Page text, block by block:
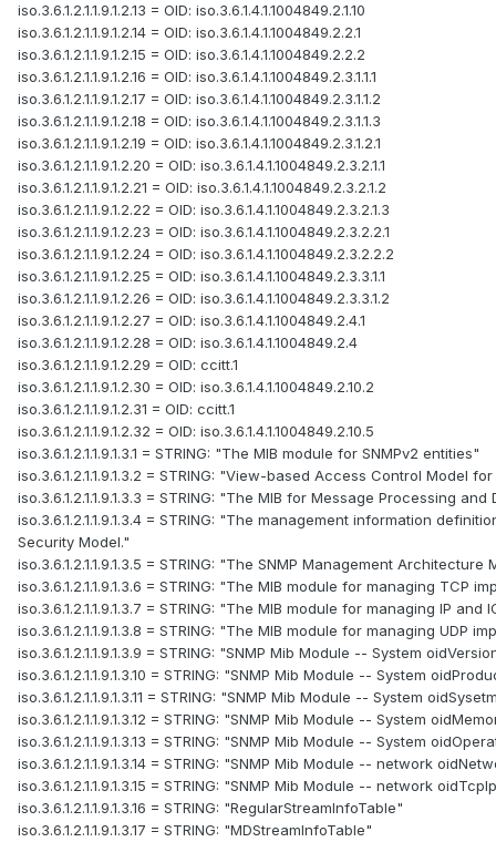
iso.3.6.1.2.1.1.9.1.2.13 = OID: iso.3.6.1.4.1.1004849.2.1.10
iso.3.6.1.2.1.1.9.1.2.14 = OID: iso.3.6.1.4.1.1004849.2.2.1
iso.3.6.1.2.1.1.9.1.2.15 = OID: iso.3.6.1.4.1.1004849.2.2.2
iso.3.6.1.2.1.1.9.1.2.16 = OID: iso.3.6.1.4.1.1004849.2.3.1.1.1
iso.3.6.1.2.1.1.9.1.2.17 = OID: iso.3.6.1.4.1.1004849.2.3.1.1.2
iso.3.6.1.2.1.1.9.1.2.18 = OID: iso.3.6.1.4.1.1004849.2.3.1.1.3
iso.3.6.1.2.1.1.9.1.2.19 = OID: iso.3.6.1.4.1.1004849.2.3.1.2.1
iso.3.6.1.2.1.1.9.1.2.20 = OID: iso.3.6.1.4.1.1004849.2.3.2.1.1
iso.3.6.1.2.1.1.9.1.2.21 = OID: iso.3.6.1.4.1.1004849.2.3.2.1.2
iso.3.6.1.2.1.1.9.1.2.22 = OID: iso.3.6.1.4.1.1004849.2.3.2.1.3
iso.3.6.1.2.1.1.9.1.2.23 = OID: iso.3.6.1.4.1.1004849.2.3.2.2.1
iso.3.6.1.2.1.1.9.1.2.24 = OID: iso.3.6.1.4.1.1004849.2.3.2.2.2
iso.3.6.1.2.1.1.9.1.2.25 = OID: iso.3.6.1.4.1.1004849.2.3.3.1.1
iso.3.6.1.2.1.1.9.1.2.26 = OID: iso.3.6.1.4.1.1004849.2.3.3.1.2
iso.3.6.1.2.1.1.9.1.2.27 = OID: iso.3.6.1.4.1.1004849.2.4.1
iso.3.6.1.2.1.1.9.1.2.28 = OID: iso.3.6.1.4.1.1004849.2.4
iso.3.6.1.2.1.1.9.1.2.29 = OID: ccitt.1
iso.3.6.1.2.1.1.9.1.2.30 = OID: iso.3.6.1.4.1.1004849.2.10.2
iso.3.6.1.2.1.1.9.1.2.31 = OID: ccitt.1
iso.3.6.1.2.1.1.9.1.2.32 = OID: iso.3.6.1.4.1.1004849.2.10.5
iso.3.6.1.2.1.1.9.1.3.1 = STRING: "The MIB module for SNMPv2 entities"
iso.3.6.1.2.1.1.9.1.3.2 = STRING: "View-based Access Control Model for
iso.3.6.1.2.1.1.9.1.3.3 = STRING: "The MIB for Message Processing
iso.3.6.1.2.1.1.9.1.3.4 = STRING: "The management information
Security Model."
iso.3.6.1.2.1.1.9.1.3.5 = STRING: "The SNMP Management Architecture
iso.3.6.1.2.1.1.9.1.3.6 = STRING: "The MIB module for managing TCP
iso.3.6.1.2.1.1.9.1.3.7 = STRING: "The MIB module for managing IP and
iso.3.6.1.2.1.1.9.1.3.8 = STRING: "The MIB module for managing UDP
iso.3.6.1.2.1.1.9.1.3.9 = STRING: "SNMP Mib Module -- System
iso.3.6.1.2.1.1.9.1.3.10 = STRING: "SNMP Mib Module -- System
iso.3.6.1.2.1.1.9.1.3.11 = STRING: "SNMP Mib Module -- System
iso.3.6.1.2.1.1.9.1.3.12 = STRING: "SNMP Mib Module -- System
iso.3.6.1.2.1.1.9.1.3.13 = STRING: "SNMP Mib Module -- System
iso.3.6.1.2.1.1.9.1.3.14 = STRING: "SNMP Mib Module -- network
iso.3.6.1.2.1.1.9.1.3.15 = STRING: "SNMP Mib Module -- network
iso.3.6.1.2.1.1.9.1.3.16 = STRING: "RegularStreamInfoTable"
iso.3.6.1.2.1.1.9.1.3.17 = STRING: "MDStreamInfoTable"